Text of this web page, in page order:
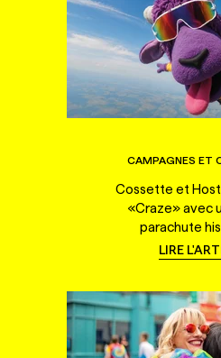
CAMPAGNES ET
Cossette et
«Craze» avec
parachute
LIRE